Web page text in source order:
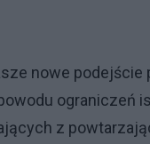
nowe
ograniczeń
z